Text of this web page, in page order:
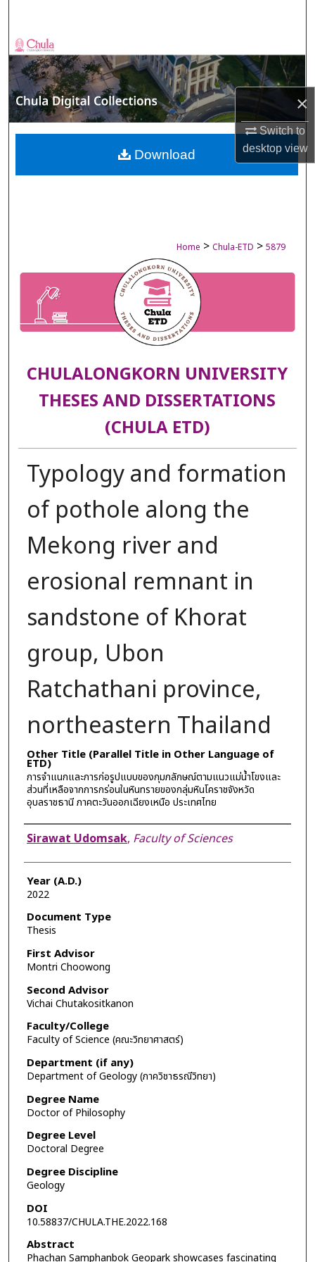
×
Switch to
desktopview
Browse Collections
My Account
About
Digital Commons Network™
Home > Chula-ETD > 5879
CHULALONGKORN UNIVERSITY
THESES AND DISSERTATIONS
(CHULA ETD)
Typology and formation
of pothole along the
Mekong river and
erosional remnant in
sandstone of Khorat
group, Ubon
Ratchathani province,
northeastern Thailand
Other Title (Parallel Title in Other Language of
ETD)
การจำแนกและการก่อรูปแบบของกุมภลักษณ์ตามแนวแม่น้ำโขงและ
ส่วนที่เหลือจากการกร่อนในหินทรายของกลุ่มหินโคราชจังหวัด
อุบลราชธานี ภาคตะวันออกเฉียงเหนือ ประเทศไทย
Author
Sirawat Udomsak, Faculty of Sciences
Year (A.D.)
2022
Document Type
Thesis
First Advisor
Montri Choowong
Second Advisor
Vichai Chutakositkanon
Faculty/College
Faculty of Science (คณะวิทยาศาสตร์)
Department (if any)
Department of Geology (ภาควิชาธรณีวิทยา)
Degree Name
Doctor of Philosophy
Degree Level
Doctoral Degree
Degree Discipline
Geology
DOI
10.58837/CHULA.THE.2022.168
Abstract
Phachan Samphanbok Geopark showcases fascinating
Download